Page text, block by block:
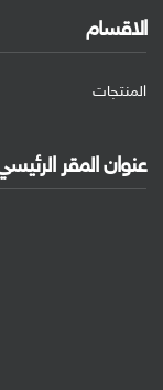
الاقسام
المنتجات
عنوان المقر